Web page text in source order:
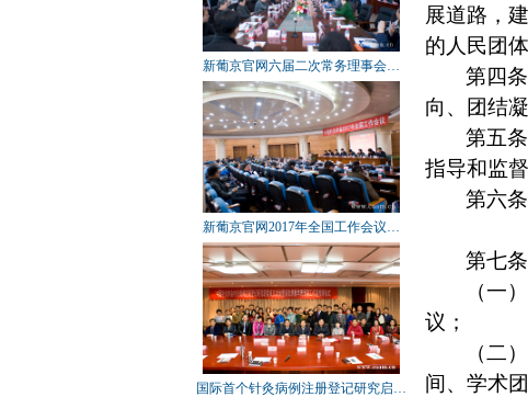
关于推选2017年中国科学院
和中国工程院院士候选…
关于表彰第六届新葡京官网
科学技术奖获奖项目…
全国科协系统先进集体先进
工作者推选公示
关于新葡京官网第六次全国
会员代表大会变更会…
关于召开新葡京官网第六次
全国会员代表大会的…
关于报送2016年度工作总结
和2017年度工作计划的…
关于第三批新葡京官网科普
教育基地候选单位的…
2016年新葡京官网科学技术
奖初评通过项目公示
新葡京官网六届二次常务理事会…
新葡京官网2017年全国工作会议…
国际首个针灸病例注册登记研究启…
展道路，
的人民团体
第四条
向、团结
第五条
指导和监
第六条
第七条
（一
议；
（二
间、学术